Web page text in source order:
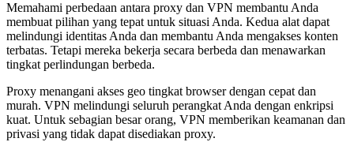
Memahami perbedaan antara proxy dan VPN membantu Anda
membuat pilihan yang tepat untuk situasi Anda. Kedua alat dapat
melindungi identitas Anda dan membantu Anda mengakses konten
terbatas. Tetapi mereka bekerja secara berbeda dan menawarkan
tingkat perlindungan berbeda.
Proxy menangani akses geo tingkat browser dengan cepat dan
murah. VPN melindungi seluruh perangkat Anda dengan enkripsi
kuat. Untuk sebagian besar orang, VPN memberikan keamanan dan
privasi yang tidak dapat disediakan proxy.